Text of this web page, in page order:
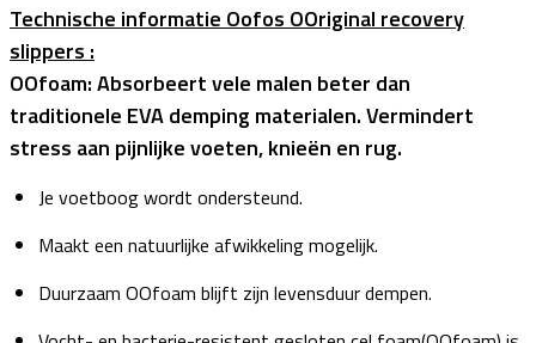
Technische informatie Oofos OOriginal recovery
slippers :
OOfoam: Absorbeert vele malen beter dan
traditionele EVA demping materialen. Vermindert
stress aan pijnlijke voeten, knieën en rug.
Je voetboog wordt ondersteund.
Maakt een natuurlijke afwikkeling mogelijk.
Duurzaam OOfoam blijft zijn levensduur dempen.